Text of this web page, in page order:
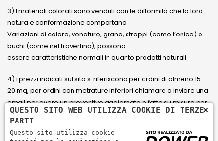
3) I materiali colorati sono venduti con le difformità che la loro
natura e conformazione comportano.
Variazioni di colore, venature, grana, strappi (come l’onice) o
buchi (come nel travertino), possono
essere caratteristiche normali in quanto prodotti naturali.
4) i prezzi indicati sul sito si riferiscono per ordini di almeno 15-
20 mq, per ordini con metrature inferiori chiamare o inviare una
email per avere un preventivo aggiornato e fatto su misura per
il cliente.
5) Paga con Carta di credito Visa, Visa Electron, Maestro,
×
QUESTO SITO WEB UTILIZZA COOKIE DI TERZE
PARTI
Questo sito utilizza cookie